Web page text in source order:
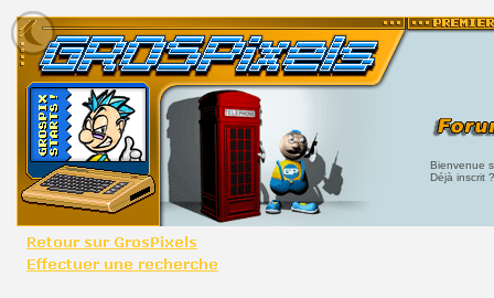
Bienvenue
Déjà inscrit